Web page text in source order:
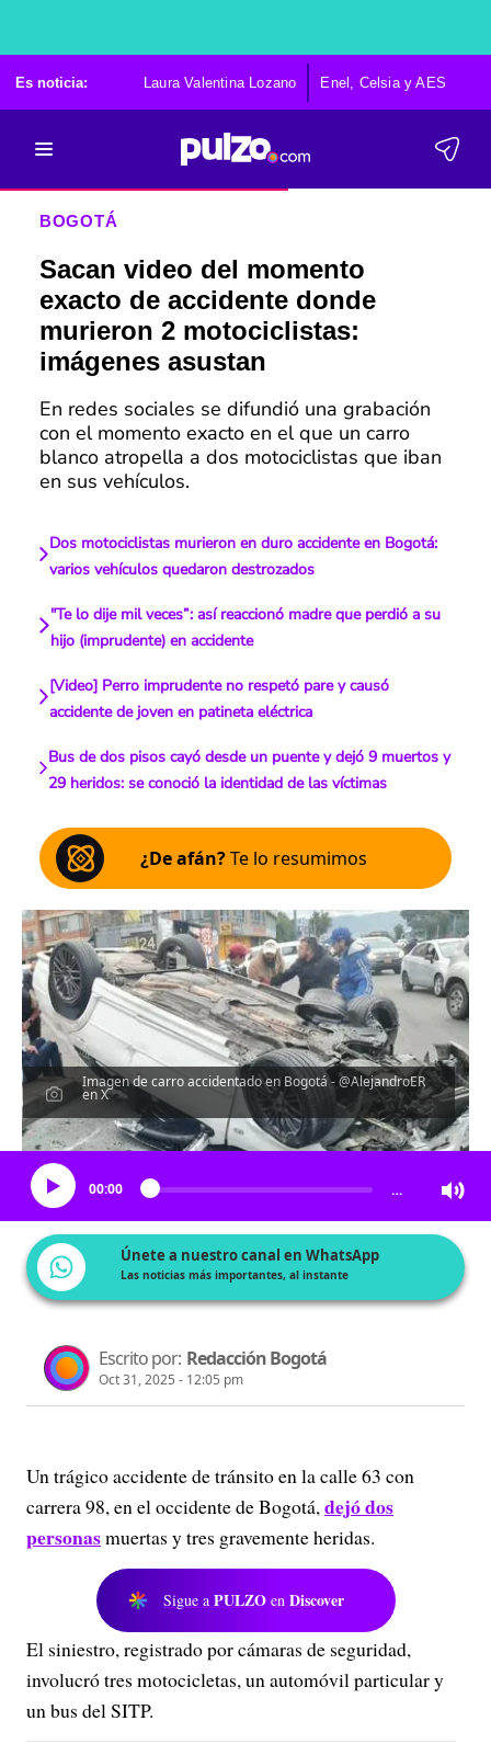
Es noticia: Laura Valentina Lozano Enel, Celsia y AES
BOGOTÁ
Sacan video del momento
exacto de accidente donde
murieron 2 motociclistas:
imágenes asustan
En redes sociales se difundió una grabación
con el momento exacto en el que un carro
blanco atropella a dos motociclistas que iban
en sus vehículos.
Dos motociclistas murieron en duro accidente en Bogotá:
varios vehículos quedaron destrozados
"Te lo dije mil veces”: así reaccionó madre que perdió a su
hijo (imprudente) en accidente
[Video] Perro imprudente no respetó pare y causó
accidente de joven en patineta eléctrica
Bus de dos pisos cayó desde un puente y dejó 9 muertos y
29 heridos: se conoció la identidad de las víctimas
¿De afán?Te lo resumimos
Imagen de carro accidentado en Bogotá - @AlejandroER
en X
Escucha el artículo
00:00 …
Únete a nuestro canal en WhatsApp
Las noticias más importantes, al instante
Escrito por: Redacción Bogotá
Oct 31, 2025 - 12:05 pm
Un trágico accidente de tránsito en la calle 63 con
carrera 98, en el occidente de Bogotá,dejó dos
personasmuertas y tres gravemente heridas.
Sigue a PULZO en Discover
El siniestro, registrado por cámaras de seguridad,
involucró tres motocicletas, un automóvil particular y
un bus del SITP.